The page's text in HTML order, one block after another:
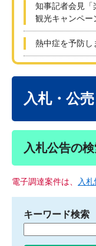
知事記者会見「
観光キャンペー
熱中症を予防し
入札・公売
入札公告の
電子調達案件は、 入
キーワード検索